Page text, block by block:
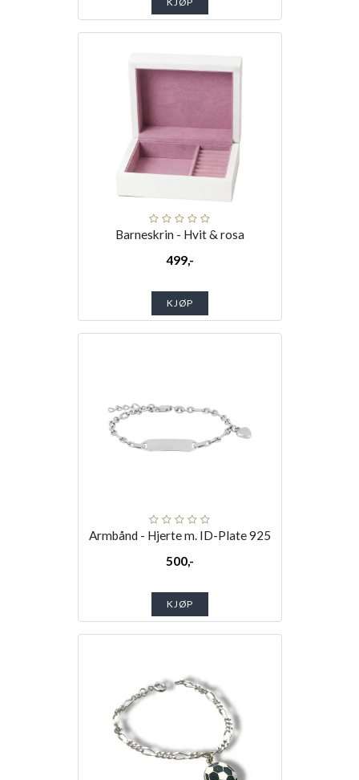
Barneskrin - Hvit & rosa
499,-
KJØP
Armbånd - Hjerte m. ID-Plate 925
500,-
KJØP